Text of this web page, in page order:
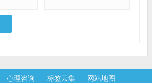
心理咨询 标签云集 网站地图